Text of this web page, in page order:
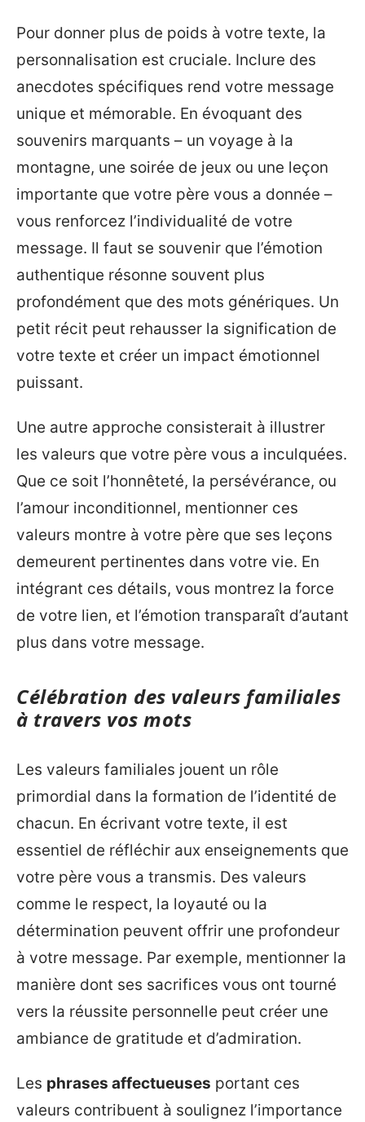
Pour donner plus de poids à votre texte, la
personnalisation est cruciale. Inclure des
anecdotes spécifiques rend votre message
unique et mémorable. En évoquant des
souvenirs marquants – un voyage à la
montagne, une soirée de jeux ou une leçon
importante que votre père vous a donnée –
vous renforcez l’individualité de votre
message. Il faut se souvenir que l’émotion
authentique résonne souvent plus
profondément que des mots génériques. Un
petit récit peut rehausser la signification de
votre texte et créer un impact émotionnel
puissant.
Une autre approche consisterait à illustrer
les valeurs que votre père vous a inculquées.
Que ce soit l’honnêteté, la persévérance, ou
l’amour inconditionnel, mentionner ces
valeurs montre à votre père que ses leçons
demeurent pertinentes dans votre vie. En
intégrant ces détails, vous montrez la force
de votre lien, et l’émotion transparaît d’autant
plus dans votre message.
Célébration des valeurs familiales
à travers vos mots
Les valeurs familiales jouent un rôle
primordial dans la formation de l’identité de
chacun. En écrivant votre texte, il est
essentiel de réfléchir aux enseignements que
votre père vous a transmis. Des valeurs
comme le respect, la loyauté ou la
détermination peuvent offrir une profondeur
à votre message. Par exemple, mentionner la
manière dont ses sacrifices vous ont tourné
vers la réussite personnelle peut créer une
ambiance de gratitude et d’admiration.
Les phrases affectueuses portant ces
valeurs contribuent à soulignez l’importance